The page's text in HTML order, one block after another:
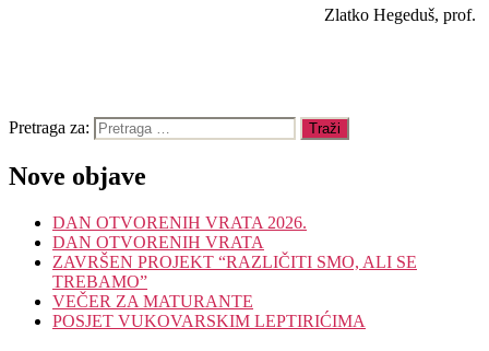
Zlatko Hegeduš, prof.
Pretraga za:
Nove objave
DAN OTVORENIH VRATA 2026.
DAN OTVORENIH VRATA
ZAVRŠEN PROJEKT “RAZLIČITI SMO, ALI SE
TREBAMO”
VEČER ZA MATURANTE
POSJET VUKOVARSKIM LEPTIRIĆIMA